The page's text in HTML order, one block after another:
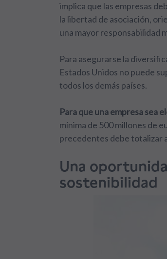
implica que las empresas
la libertad de asociación,
una mayor responsabilidad
Para asegurarse la
Estados Unidos no puede
todos los demás países.
Para que una empresa sea
mínima de 500 millones de
precedentes debe totalizar
Una
sostenibilidad